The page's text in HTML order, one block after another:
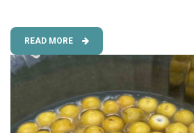
READ MORE